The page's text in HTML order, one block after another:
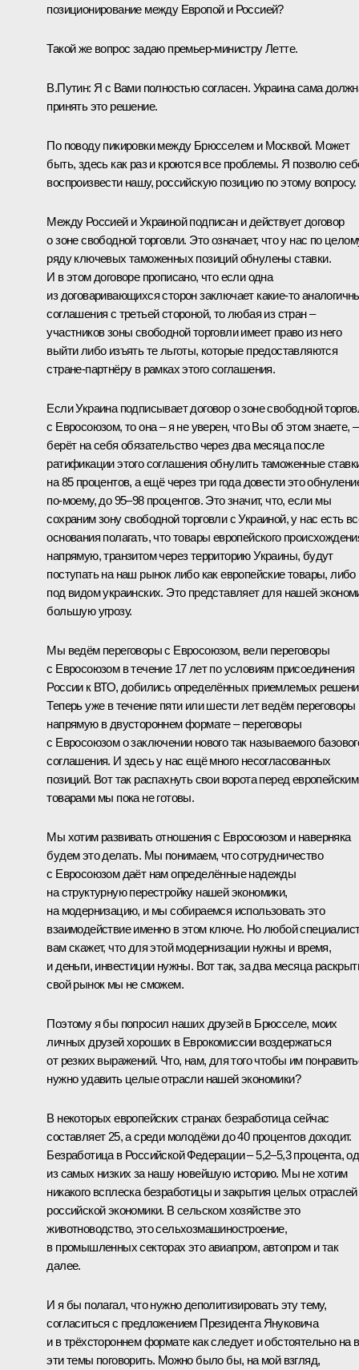
позиционирование между Европой и Россией?
Такой же вопрос задаю премьер-министру Летте.
В.Путин: Я с Вами полностью согласен. Украина сама
принять это решение.
По поводу пикировки между Брюсселем и Москвой. Может
быть, здесь как раз и кроются все проблемы. Я позволю
воспроизвести нашу, российскую позицию по этому вопросу.
Между Россией и Украиной подписан и действует договор
о зоне свободной торговли. Это означает, что у нас по
ряду ключевых таможенных позиций обнулены ставки.
И в этом договоре прописано, что если одна
из договаривающихся сторон заключает какие‑то
соглашения с третьей стороной, то любая из стран –
участников зоны свободной торговли имеет право из него
выйти либо изъять те льготы, которые предоставляются
стране-партнёру в рамках этого соглашения.
Если Украина подписывает договор о зоне свободной
с Евросоюзом, то она – я не уверен, что Вы об этом знаете, –
берёт на себя обязательство через два месяца после
ратификации этого соглашения обнулить таможенные
на 85 процентов, а ещё через три года довести это
по‑моему, до 95–98 процентов. Это значит, что, если мы
сохраним зону свободной торговли с Украиной, у нас есть
основания полагать, что товары европейского
напрямую, транзитом через территорию Украины, будут
поступать на наш рынок либо как европейские товары, либо
под видом украинских. Это представляет для нашей
большую угрозу.
Мы ведём переговоры с Евросоюзом, вели переговоры
с Евросоюзом в течение 17 лет по условиям присоединения
России к ВТО, добились определённых приемлемых
Теперь уже в течение пяти или шести лет ведём переговоры
напрямую в двустороннем формате – переговоры
с Евросоюзом о заключении нового так называемого
соглашения. И здесь у нас ещё много несогласованных
позиций. Вот так распахнуть свои ворота перед
товарами мы пока не готовы.
Мы хотим развивать отношения с Евросоюзом и наверняка
будем это делать. Мы понимаем, что сотрудничество
с Евросоюзом даёт нам определённые надежды
на структурную перестройку нашей экономики,
на модернизацию, и мы собираемся использовать это
взаимодействие именно в этом ключе. Но любой
вам скажет, что для этой модернизации нужны и время,
и деньги, инвестиции нужны. Вот так, за два месяца
свой рынок мы не сможем.
Поэтому я бы попросил наших друзей в Брюсселе, моих
личных друзей хороших в Еврокомиссии воздержаться
от резких выражений. Что, нам, для того чтобы им
нужно удавить целые отрасли нашей экономики?
В некоторых европейских странах безработица сейчас
составляет 25, а среди молодёжи до 40 процентов доходит.
Безработица в Российской Федерации – 5,2–5,3 процента,
из самых низких за нашу новейшую историю. Мы не хотим
никакого всплеска безработицы и закрытия целых отраслей
российской экономики. В сельском хозяйстве это
животноводство, это сельхозмашиностроение,
в промышленных секторах это авиапром, автопром и так
далее.
И я бы полагал, что нужно деполитизировать эту тему,
согласиться с предложением Президента Януковича
и в трёхстороннем формате как следует и обстоятельно на
эти темы поговорить. Можно было бы, на мой взгляд,